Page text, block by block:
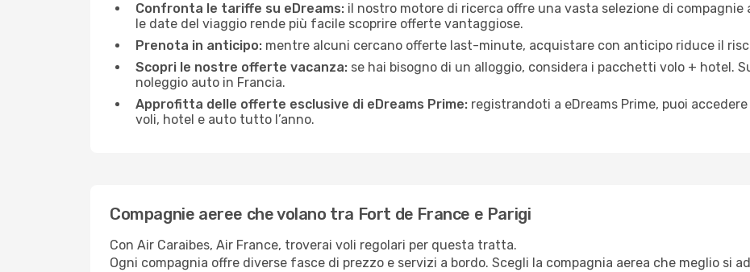
Confronta le tariffe su eDreams: il nostro motore di ricerca offre una vasta selezione di compagnie
le date del viaggio rende più facile scoprire offerte vantaggiose.
Prenota in anticipo: mentre alcuni cercano offerte last-minute, acquistare con anticipo riduce il
Scopri le nostre offerte vacanza: se hai bisogno di un alloggio, considera i pacchetti volo + hotel.
noleggio auto in Francia.
Approfitta delle offerte esclusive di eDreams Prime: registrandoti a eDreams Prime, puoi
voli, hotel e auto tutto l’anno.
Compagnie aeree che volano tra Fort de France e Parigi
Con Air Caraibes, Air France, troverai voli regolari per questa tratta.
Ogni compagnia offre diverse fasce di prezzo e servizi a bordo. Scegli la compagnia aerea che meglio si